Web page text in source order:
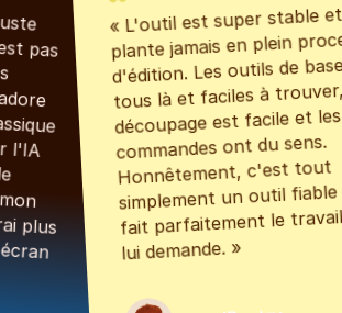
conceptions clonées. J'adore
et propre, ou bien laisser l'IA
totalement unique pour mon
« L'outil est super stable
plante jamais en plein
d'édition. Les outils de
tous là et faciles à
découpage est facile et les
commandes ont du sens.
Honnêtement, c'est tout
simplement un outil fiable
fait parfaitement le
lui demande. »